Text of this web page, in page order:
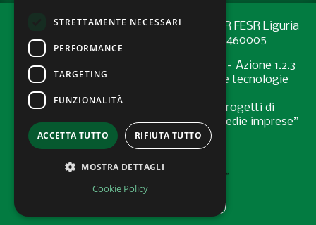
Progetto cofinanziato con risorse del PR FESR Liguria
2021-2027 codice CUP: G44E24001460005
Programma Regionale FESR 2021-2027 – Azione 1.2.3
"Sostenere l’introduzione di pratiche e tecnologie
digitali nelle imprese
Bando “Supporto allo sviluppo di progetti di
digitalizzazione nelle micro, piccole e medie imprese”
- Anno 2024
STRETTAMENTE NECESSARI
PERFORMANCE
TARGETING
FUNZIONALITÀ
ACCETTA TUTTO RIFIUTA TUTTO
MOSTRA DETTAGLI
Cookie Policy